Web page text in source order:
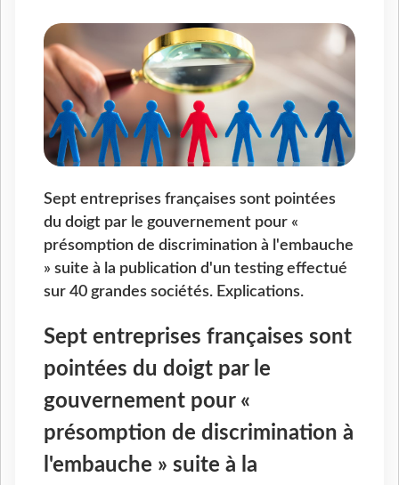
Sept entreprises françaises sont pointées
du doigt par le gouvernement pour «
présomption de discrimination à l'embauche
» suite à la publication d'un testing effectué
sur 40 grandes sociétés. Explications.
Sept entreprises françaises sont
pointées du doigt par le
gouvernement pour «
présomption de discrimination à
l'embauche » suite à la